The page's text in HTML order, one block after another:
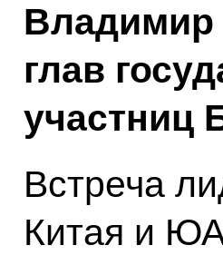
Владимир
глав
участниц
Встреча
Китая и